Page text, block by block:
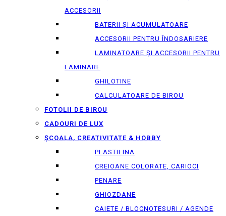
ACCESORII
BATERII ȘI ACUMULATOARE
ACCESORII PENTRU ÎNDOSARIERE
LAMINATOARE ȘI ACCESORII PENTRU
LAMINARE
GHILOTINE
CALCULATOARE DE BIROU
FOTOLII DE BIROU
CADOURI DE LUX
ȘCOALA, CREATIVITATE & HOBBY
PLASTILINA
CREIOANE COLORATE, CARIOCI
PENARE
GHIOZDANE
CAIETE / BLOCNOTESURI / AGENDE